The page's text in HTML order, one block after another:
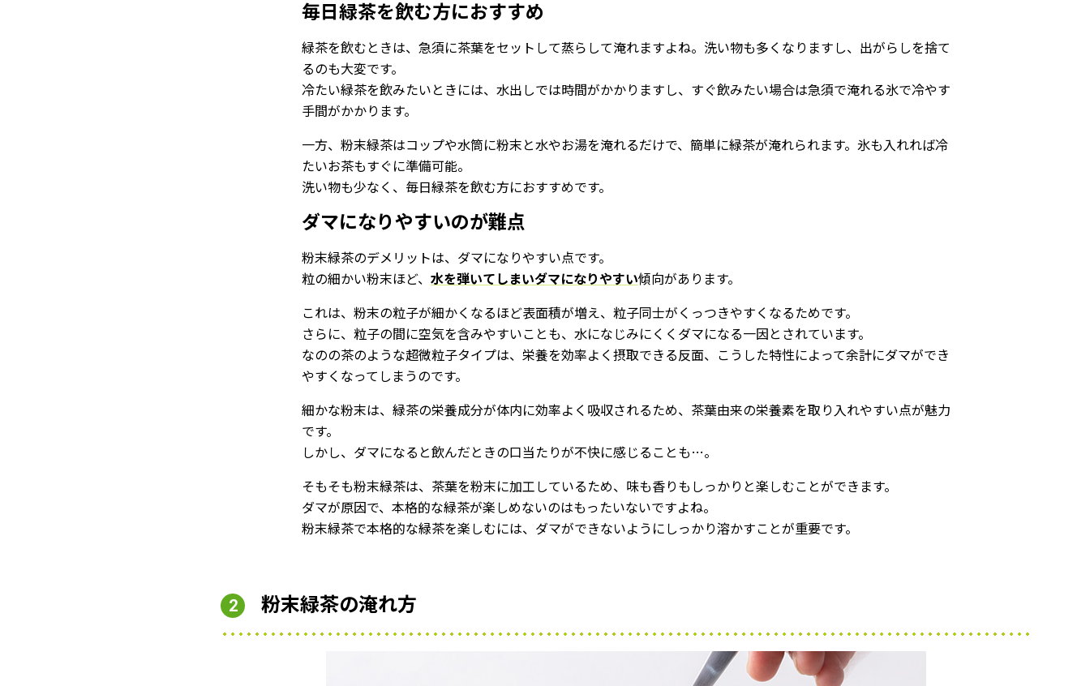
毎日緑茶を飲む方におすすめ
緑茶を飲むときは、急須に茶葉をセットして蒸らして淹れますよね。洗い物も多くなりますし、出がらしを捨て
るのも大変です。
冷たい緑茶を飲みたいときには、水出しでは時間がかかりますし、すぐ飲みたい場合は急須で淹れる氷で冷やす
手間がかかります。
一方、粉末緑茶はコップや水筒に粉末と水やお湯を淹れるだけで、簡単に緑茶が淹れられます。氷も入れれば冷
たいお茶もすぐに準備可能。
洗い物も少なく、毎日緑茶を飲む方におすすめです。
ダマになりやすいのが難点
粉末緑茶のデメリットは、ダマになりやすい点です。
粒の細かい粉末ほど、 水を弾いてしまいダマになりやすい傾向があります。
これは、粉末の粒子が細かくなるほど表面積が増え、粒子同士がくっつきやすくなるためです。
さらに、粒子の間に空気を含みやすいことも、水になじみにくくダマになる一因とされています。
なのの茶のような超微粒子タイプは、栄養を効率よく摂取できる反面、こうした特性によって余計にダマができ
やすくなってしまうのです。
細かな粉末は、緑茶の栄養成分が体内に効率よく吸収されるため、茶葉由来の栄養素を取り入れやすい点が魅力
です。
しかし、ダマになると飲んだときの口当たりが不快に感じることも…。
そもそも粉末緑茶は、茶葉を粉末に加工しているため、味も香りもしっかりと楽しむことができます。
ダマが原因で、本格的な緑茶が楽しめないのはもったいないですよね。
粉末緑茶で本格的な緑茶を楽しむには、ダマができないようにしっかり溶かすことが重要です。
2 粉末緑茶の淹れ方